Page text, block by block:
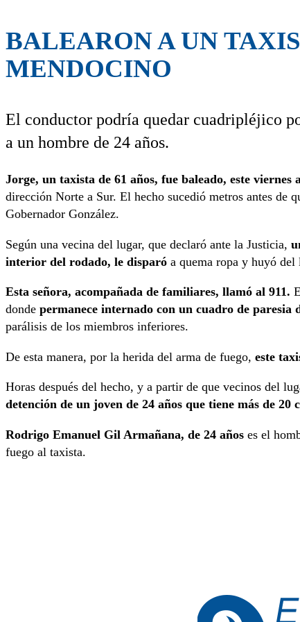
BALEARON A UN
MENDOCINO
El conductor podría quedar cuadripléjico
a un hombre de 24 años.
Jorge, un taxista de 61 años, fue baleado, este
dirección Norte a Sur. El hecho sucedió metros antes de
Gobernador González.
Según una vecina del lugar, que declaró ante la Justicia,
interior del rodado, le disparó a quema ropa y huyó del
Esta señora, acompañada de familiares, llamó al 911.
donde permanece internado con un cuadro de paresia
parálisis de los miembros inferiores.
De esta manera, por la herida del arma de fuego, este
Horas después del hecho, y a partir de que vecinos del
detención de un joven de 24 años que tiene más de 20
Rodrigo Emanuel Gil Armañana, de 24 años es el
fuego al taxista.